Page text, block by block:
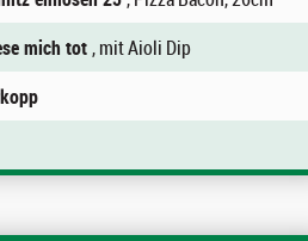
mich tot, mit Aioli Dip